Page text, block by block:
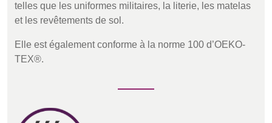
telles que les uniformes militaires, la literie, les matelas
et les revêtements de sol.
Elle est également conforme à la norme 100 d’OEKO-
TEX®.